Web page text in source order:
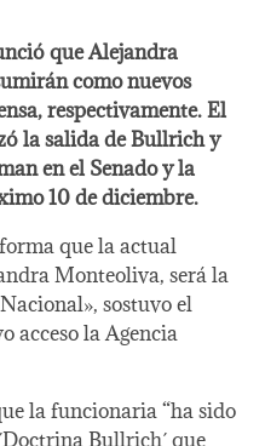
que Alejandra
como nuevos
respectivamente. El
la salida de Bullrich y
en el Senado y la
10 de diciembre.
que la actual
Monteoliva, será la
sostuvo el
acceso la Agencia
la funcionaria “ha sido
Bullrich´ que